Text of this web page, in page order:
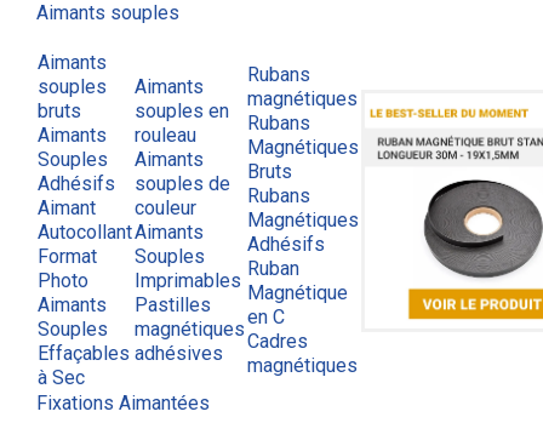
Aimants souples
Aimants
souples
bruts
Aimants
Souples
Adhésifs
Aimant
Autocollant
Format
Photo
Aimants
Souples
Effaçables
à Sec
Aimants
souples en
rouleau
Aimants
souples de
couleur
Aimants
Souples
Imprimables
Pastilles
magnétiques
adhésives
Rubans
magnétiques
Rubans
Magnétiques
Bruts
Rubans
Magnétiques
Adhésifs
Ruban
Magnétique
en C
Cadres
magnétiques
Fixations Aimantées